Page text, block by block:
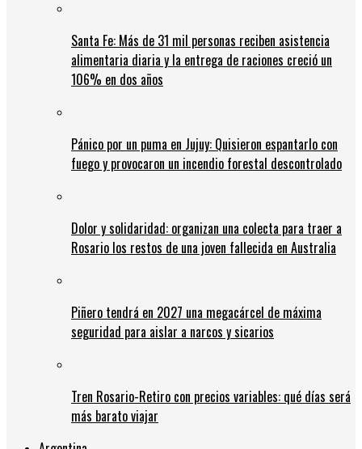
Santa Fe: Más de 31 mil personas reciben asistencia
alimentaria diaria y la entrega de raciones creció un
106% en dos años
Pánico por un puma en Jujuy: Quisieron espantarlo con
fuego y provocaron un incendio forestal descontrolado
Dolor y solidaridad: organizan una colecta para traer a
Rosario los restos de una joven fallecida en Australia
Piñero tendrá en 2027 una megacárcel de máxima
seguridad para aislar a narcos y sicarios
Tren Rosario-Retiro con precios variables: qué días será
más barato viajar